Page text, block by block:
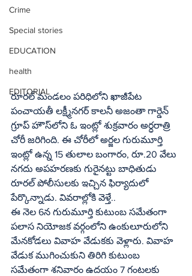
Crime
Special stories
EDUCATION
health
EDITORIAL
రూరల్‌ మండలం పరిధిలోని ఖాజీపేట
పంచాయతీ లక్ష్మీనగర్‌ కాలనీ అజంతా గార్డెన్‌
గ్రూప్‌ హౌస్‌లోని ఓ ఇంట్లో శుక్రవారం అర్ధరాత్రి
చోరీ జరిగింది. ఈ చోరీలో అర్జల గురుమూర్తి
ఇంట్లో ఉన్న 15 తులాల బంగారం, రూ.20 వేలు
నగదు అపహరణకు గురైనట్టు బాధితుడు
రూరల్‌ పోలీసులకు ఇచ్చిన ఫిర్యాదులో
పేర్కొన్నాడు. వివరాల్లోకి వెళ్తే..
ఈ నెల 6న గురుమూర్తి కుటుంబ సమేతంగా
పలాస నియోజక వర్గంలోని ఉంకులూరులోని
మేనకోడలు వివాహ వేడుకకు వెళ్లారు. వివాహ
వేడుక ముగించుకుని తిరిగి కుటుంబ
సమేతంగా శనివారం ఉదయం 7 గంటలకు